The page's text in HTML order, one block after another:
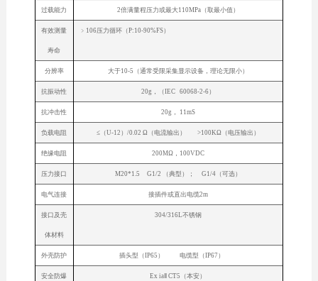
过载能力 2倍满量程压力或最大110MPa（取最小值）
有效测量
寿命
﹥106压力循环（P:10-90%FS）
分辨率 大于10-5（通常受限采集显示设备，理论无限小）
抗振动性 20g，（IEC 60068-2-6）
抗冲击性 20g， 11mS
负载电阻 ≤（U-12）/0.02 Ω（电流输出） >100KΩ（电压输出）
绝缘电阻 200MΩ，100VDC
压力接口 M20*1.5 G1/2 （典型）； G1/4（可选）
电气连接 接插件或直出电缆2m
接口及壳
体材料
304/316L不锈钢
外壳防护 插头型（IP65） 电缆型（IP67）
安全防爆 Ex iaⅡ CT5（本安）